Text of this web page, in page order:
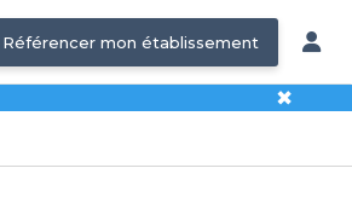
Référencer mon établissement
✖